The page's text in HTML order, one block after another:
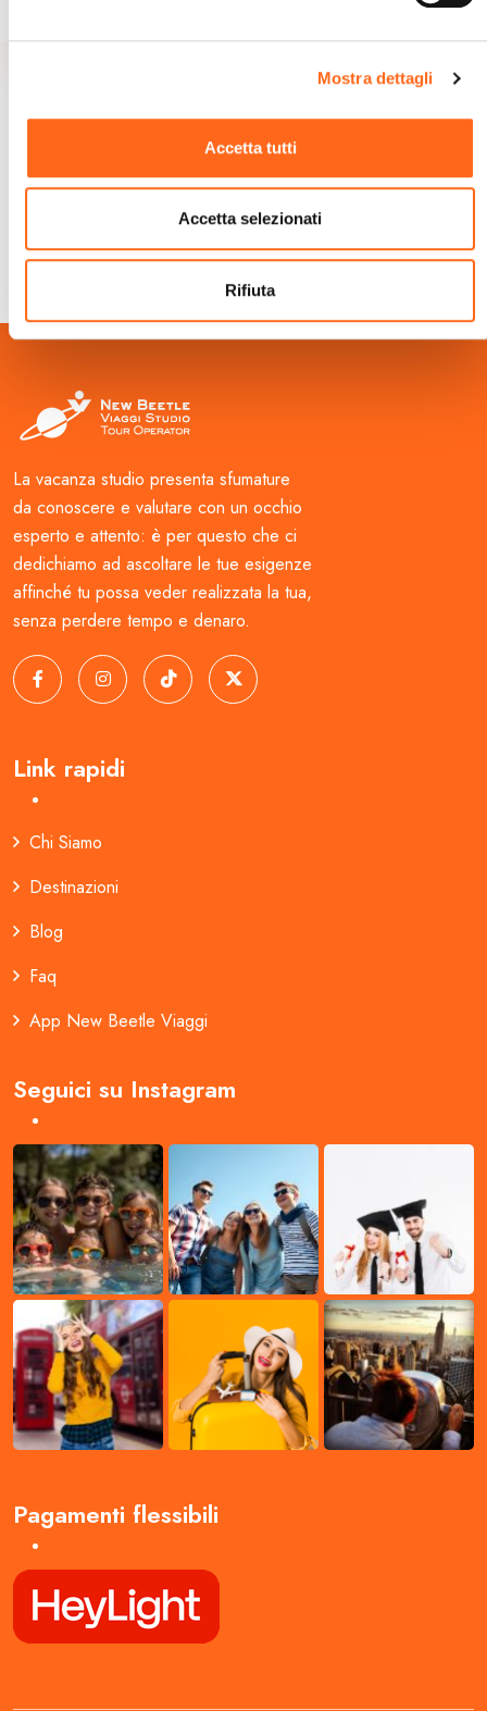
Mostra dettagli
Accetta tutti
Accetta selezionati
Rifiuta
La vacanza studio presenta sfumature
da conoscere e valutare con un occhio
esperto e attento: è per questo che ci
dedichiamo ad ascoltare le tue esigenze
affinché tu possa veder realizzata la tua,
senza perdere tempo e denaro.
Link rapidi
Chi Siamo
Destinazioni
Blog
Faq
App New Beetle Viaggi
Seguici su Instagram
Pagamenti flessibili